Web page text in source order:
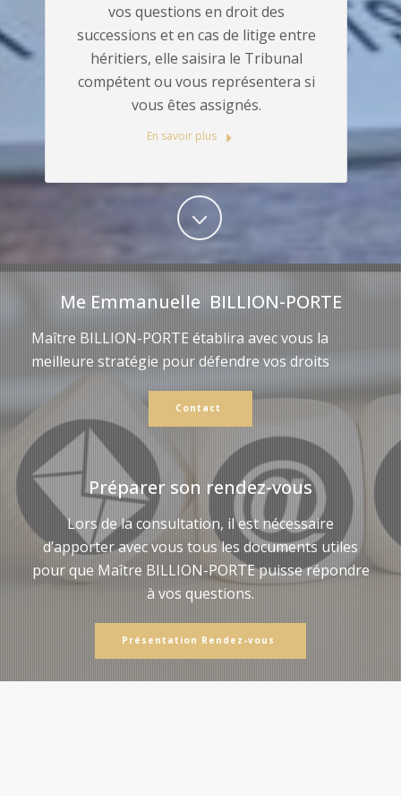
vos questions en droit des
successions et en cas de litige entre
héritiers, elle saisira le Tribunal
compétent ou vous représentera si
vous êtes assignés.
En savoir plus
Me Emmanuelle BILLION-PORTE
Maître BILLION-PORTE établira avec vous la
meilleure stratégie pour défendre vos droits
Contact
Préparer son rendez-vous
Lors de la consultation, il est nécessaire
d’apporter avec vous tous les documents utiles
pour que Maître BILLION-PORTE puisse répondre
à vos questions.
Présentation Rendez-vous